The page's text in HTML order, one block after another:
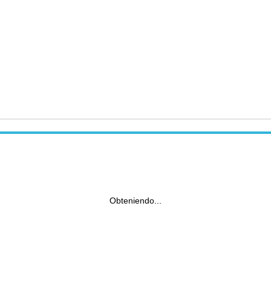
Obteniendo...